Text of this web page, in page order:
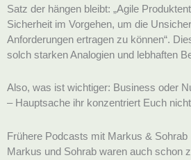
Satz der hängen bleibt: „Agile
Sicherheit im Vorgehen, um die
Anforderungen ertragen zu können“.
solch starken Analogien und lebhaften
Also, was ist wichtiger: Business oder
– Hauptsache ihr konzentriert Euch
Frühere Podcasts mit Markus & Sohrab
Markus und Sohrab waren auch schon